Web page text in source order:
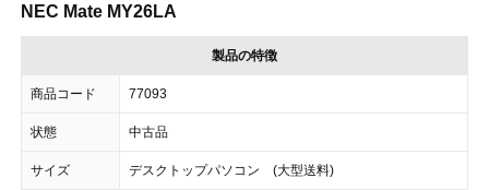
NEC Mate MY26LA
製品の特徴
商品コード 77093
状態 中古品
サイズ デスクトップパソコン (大型送料)